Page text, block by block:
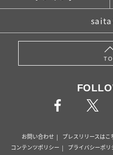
saita
お問い合わせ プレスリリースはこ
コンテンツポリシー
プライバシーポリ